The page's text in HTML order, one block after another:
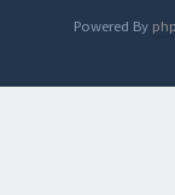
Powered By